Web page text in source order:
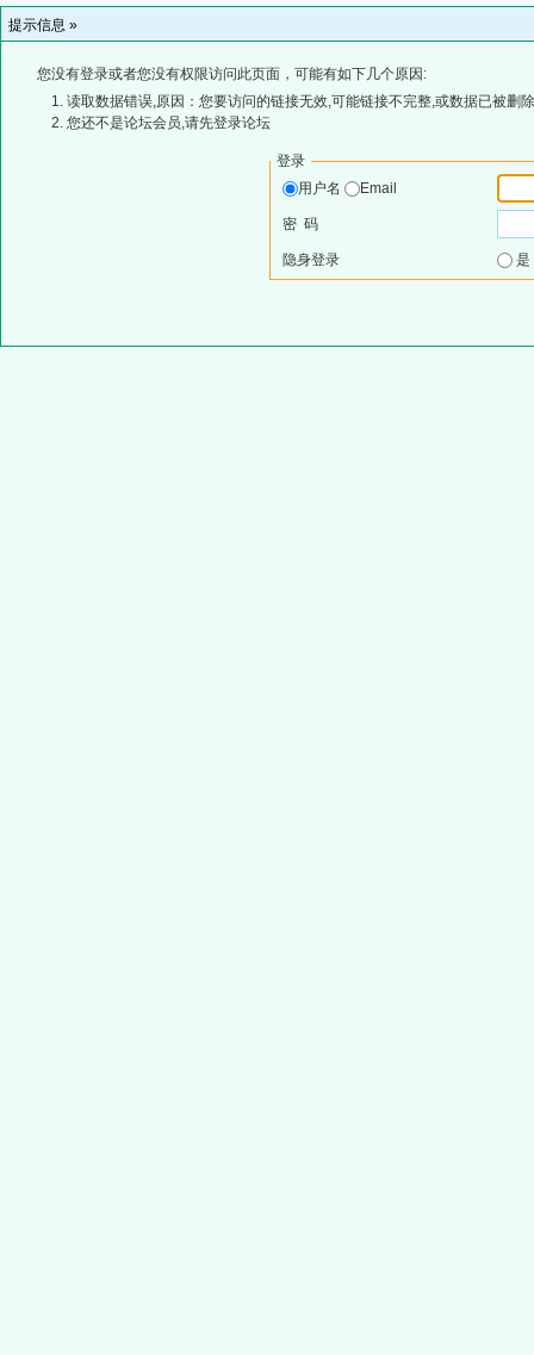
提示信息 »
您没有登录或者您没有权限访问此页面，可能有如下几个原因:
读取数据错误,原因：您要访问的链接无效,可能链接不完整,或数据已被删
您还不是论坛会员,请先登录论坛
登录
用户名
Email
密 码
隐身登录